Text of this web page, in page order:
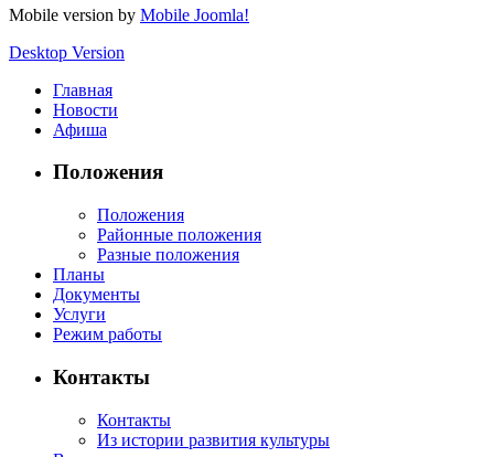
Mobile version by Mobile Joomla!
Desktop Version
Главная
Новости
Афиша
Положения
Положения
Районные положения
Разные положения
Планы
Документы
Услуги
Режим работы
Контакты
Контакты
Из истории развития культуры